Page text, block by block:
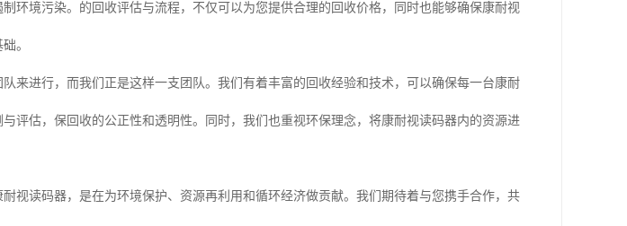
环境污染。的回收评估与流程，不仅可以为您提供合理的回收价格，同时也能够确保康耐视
。
来进行，而我们正是这样一支团队。我们有着丰富的回收经验和技术，可以确保每一台康耐
评估，保回收的公正性和透明性。同时，我们也重视环保理念，将康耐视读码器内的资源进
视读码器，是在为环境保护、资源再利用和循环经济做贡献。我们期待着与您携手合作，共